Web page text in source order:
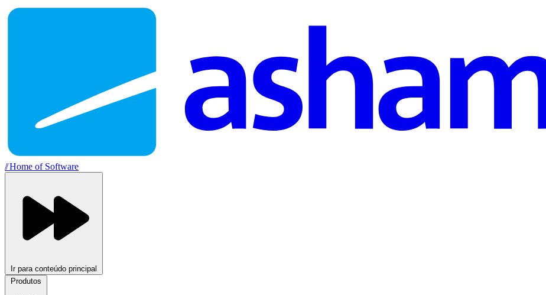
//Home of Software
Ir para conteúdo principal
Produtos